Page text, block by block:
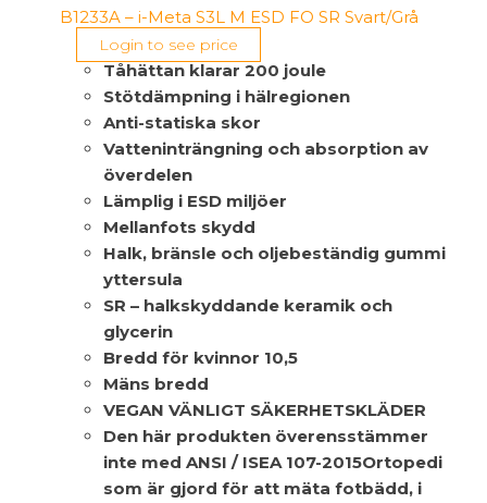
B1233A – i-Meta S3L M ESD FO SR Svart/Grå
Login to see price
Tåhättan klarar 200 joule
Stötdämpning i hälregionen
Anti-statiska skor
Vatteninträngning och absorption av
överdelen
Lämplig i ESD miljöer
Mellanfots skydd
Halk, bränsle och oljebeständig gummi
yttersula
SR – halkskyddande keramik och
glycerin
Bredd för kvinnor 10,5
Mäns bredd
VEGAN VÄNLIGT SÄKERHETSKLÄDER
Den här produkten överensstämmer
inte med ANSI / ISEA 107-2015Ortopedi
som är gjord för att mäta fotbädd, i